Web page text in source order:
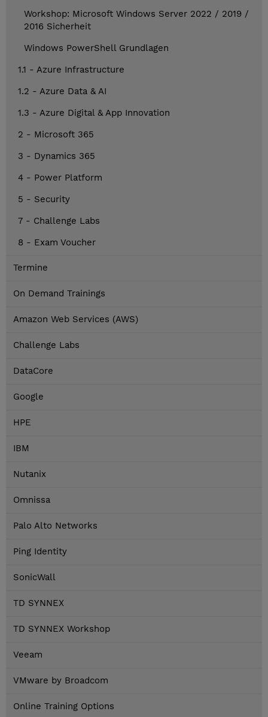
Workshop: Microsoft Windows Server 2022 / 2019 /
2016 Sicherheit
Windows PowerShell Grundlagen
1.1 - Azure Infrastructure
1.2 - Azure Data & AI
1.3 - Azure Digital & App Innovation
2 - Microsoft 365
3 - Dynamics 365
4 - Power Platform
5 - Security
7 - Challenge Labs
8 - Exam Voucher
Termine
On Demand Trainings
Amazon Web Services (AWS)
Challenge Labs
DataCore
Google
HPE
IBM
Nutanix
Omnissa
Palo Alto Networks
Ping Identity
SonicWall
TD SYNNEX
TD SYNNEX Workshop
Veeam
VMware by Broadcom
Online Training Options